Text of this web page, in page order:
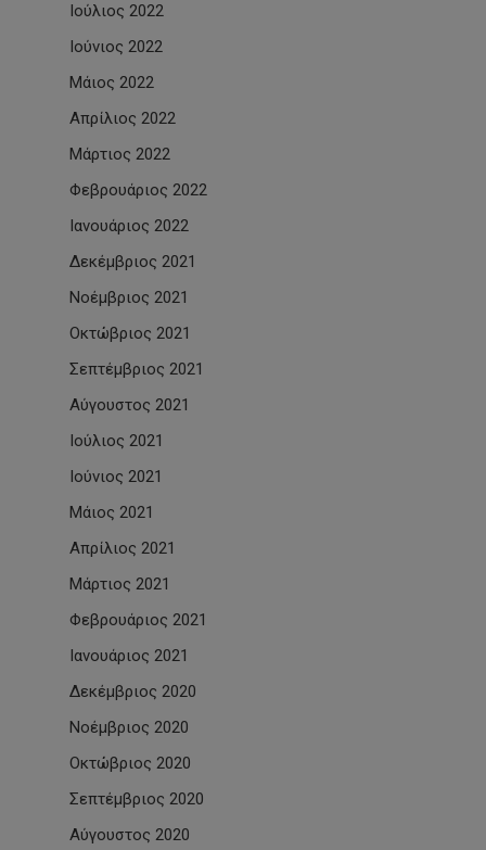
Ιούλιος 2022
Ιούνιος 2022
Μάιος 2022
Απρίλιος 2022
Μάρτιος 2022
Φεβρουάριος 2022
Ιανουάριος 2022
Δεκέμβριος 2021
Νοέμβριος 2021
Οκτώβριος 2021
Σεπτέμβριος 2021
Αύγουστος 2021
Ιούλιος 2021
Ιούνιος 2021
Μάιος 2021
Απρίλιος 2021
Μάρτιος 2021
Φεβρουάριος 2021
Ιανουάριος 2021
Δεκέμβριος 2020
Νοέμβριος 2020
Οκτώβριος 2020
Σεπτέμβριος 2020
Αύγουστος 2020